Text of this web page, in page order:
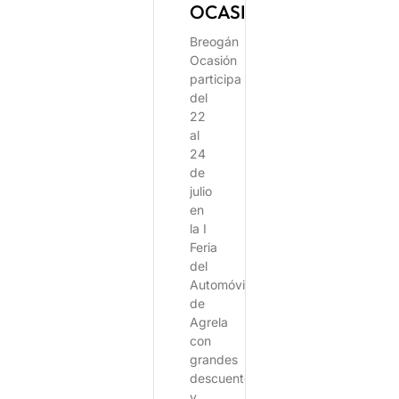
OCASIÓN
Breogán
Ocasión
participa
del
22
al
24
de
julio
en
la I
Feria
del
Automóvil
de
Agrela
con
grandes
descuentos